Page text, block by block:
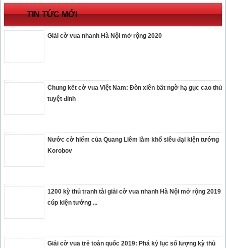
TIN TỨC MỚI
Giải cờ vua nhanh Hà Nội mở rộng 2020
Chung kết cờ vua Việt Nam: Đòn xiên bất ngờ hạ gục cao thủ
tuyệt đỉnh
Nước cờ hiểm của Quang Liêm làm khổ siêu đại kiện tướng
Korobov
1200 kỳ thủ tranh tài giải cờ vua nhanh Hà Nội mở rộng 2019
cúp kiện tướng ...
Giải cờ vua trẻ toàn quốc 2019: Phá kỷ lục số lượng kỳ thủ